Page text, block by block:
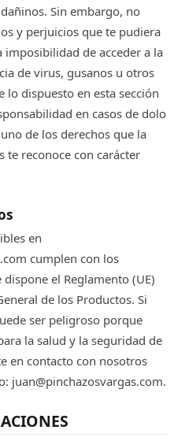
Sin embargo, no
y perjuicios que te pudiera
imposibilidad de acceder a la
de virus, gusanos u otros
lo dispuesto en esta sección
en casos de dolo
de los derechos que la
te reconoce con carácter
en
cumplen con los
el Reglamento (UE)
de los Productos. Si
ser peligroso porque
la salud y la seguridad de
en contacto con nosotros
juan@pinchazosvargas.com.